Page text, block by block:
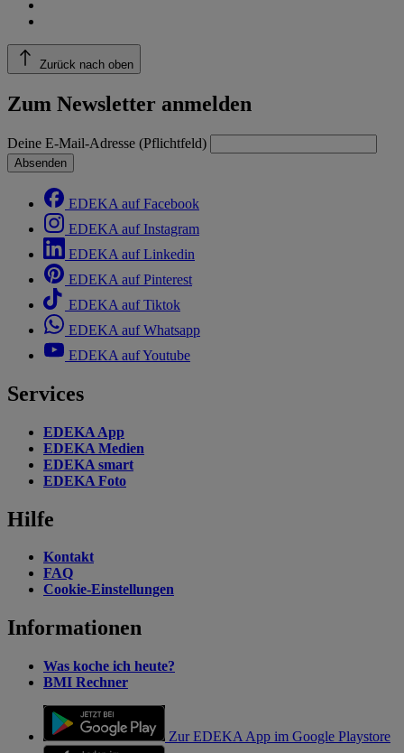
Zurück nach oben
Zum Newsletter anmelden
Deine E-Mail-Adresse (Pflichtfeld)
Absenden
EDEKA auf Facebook
EDEKA auf Instagram
EDEKA auf Linkedin
EDEKA auf Pinterest
EDEKA auf Tiktok
EDEKA auf Whatsapp
EDEKA auf Youtube
Services
EDEKA App
EDEKA Medien
EDEKA smart
EDEKA Foto
Hilfe
Kontakt
FAQ
Cookie-Einstellungen
Informationen
Was koche ich heute?
BMI Rechner
Zur EDEKA App im Google Playstore